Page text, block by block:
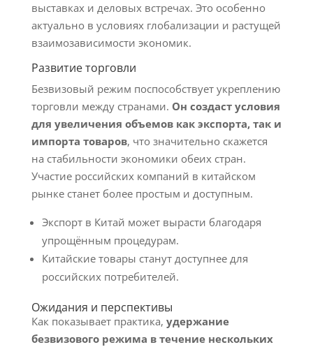
выставках и деловых встречах. Это особенно
актуально в условиях глобализации и растущей
взаимозависимости экономик.
Развитие торговли
Безвизовый режим поспособствует укреплению
торговли между странами. Он создаст условия
для увеличения объемов как экспорта, так и
импорта товаров, что значительно скажется
на стабильности экономики обеих стран.
Участие российских компаний в китайском
рынке станет более простым и доступным.
Экспорт в Китай может вырасти благодаря
упрощённым процедурам.
Китайские товары станут доступнее для
российских потребителей.
Ожидания и перспективы
Как показывает практика, удержание
безвизового режима в течение нескольких